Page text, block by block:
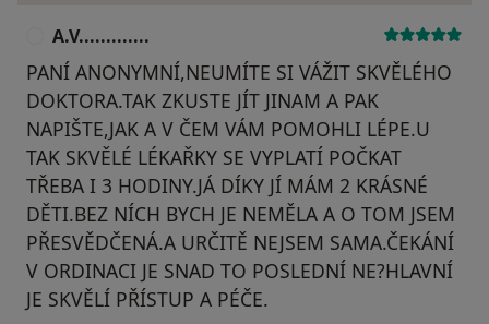
A.V.............
PANÍ ANONYMNÍ,NEUMÍTE SI VÁŽIT SKVĚLÉHO
DOKTORA.TAK ZKUSTE JÍT JINAM A PAK
NAPIŠTE,JAK A V ČEM VÁM POMOHLI LÉPE.U
TAK SKVĚLÉ LÉKAŘKY SE VYPLATÍ POČKAT
TŘEBA I 3 HODINY.JÁ DÍKY JÍ MÁM 2 KRÁSNÉ
DĚTI.BEZ NÍCH BYCH JE NEMĚLA A O TOM JSEM
PŘESVĚDČENÁ.A URČITĚ NEJSEM SAMA.ČEKÁNÍ
V ORDINACI JE SNAD TO POSLEDNÍ NE?HLAVNÍ
JE SKVĚLÍ PŘÍSTUP A PÉČE.